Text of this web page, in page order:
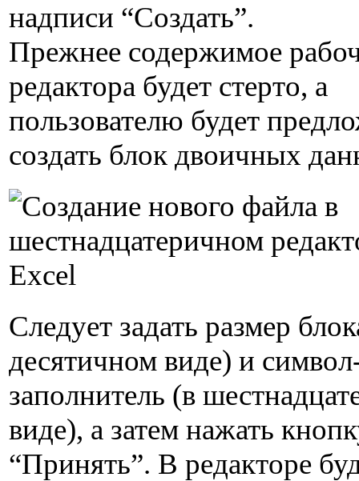
надписи “Создать”.
Прежнее содержимое
редактора будет стерто, а
пользователю будет
создать блок двоичных
Следует задать размер
десятичном виде) и
заполнитель (в
виде), а затем нажать
“Принять”. В редакторе